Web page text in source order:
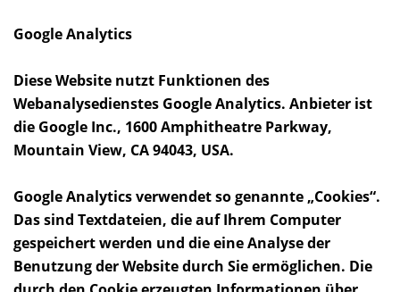
Google Analytics
Diese Website nutzt Funktionen des
Webanalysedienstes Google Analytics. Anbieter ist
die Google Inc., 1600 Amphitheatre Parkway,
Mountain View, CA 94043, USA.
Google Analytics verwendet so genannte „Cookies“.
Das sind Textdateien, die auf Ihrem Computer
gespeichert werden und die eine Analyse der
Benutzung der Website durch Sie ermöglichen. Die